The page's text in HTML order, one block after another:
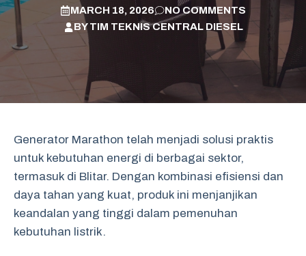
MARCH 18, 2026
NO COMMENTS
BYTIM TEKNIS CENTRAL DIESEL
Generator Marathon telah menjadi solusi praktis
untuk kebutuhan energi di berbagai sektor,
termasuk di Blitar. Dengan kombinasi efisiensi dan
daya tahan yang kuat, produk ini menjanjikan
keandalan yang tinggi dalam pemenuhan
kebutuhan listrik.